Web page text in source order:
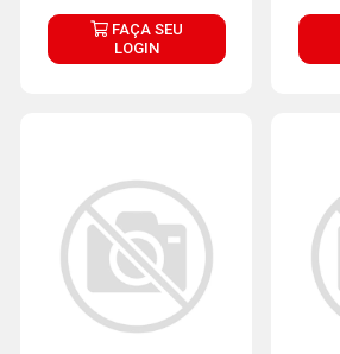
FAÇA SEU
LOGIN